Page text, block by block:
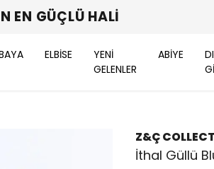
EN GÜÇLÜ HALI
ELBİSE
YENİ
GELENLER
ABİYE
Z&Ç
İthal Güllü